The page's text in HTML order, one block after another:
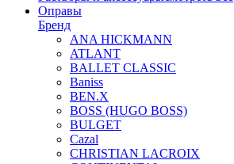
Оправы
Бренд
ANA HICKMANN
ATLANT
BALLET CLASSIC
Baniss
BEN.X
BOSS (HUGO BOSS)
BULGET
Cazal
CHRISTIAN LACROIX